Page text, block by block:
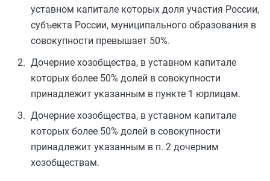
уставном капитале которых доля участия России,
субъекта России, муниципального образования в
совокупности превышает 50%.
Дочерние хозобщества, в уставном капитале
которых более 50% долей в совокупности
принадлежит указанным в пункте 1 юрлицам.
Дочерние хозобщества, в уставном капитале
которых более 50% долей в совокупности
принадлежит указанным в п. 2 дочерним
хозобществам.